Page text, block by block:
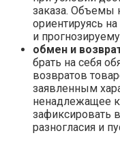
заказа. Объемы
ориентируясь
и
обмен и
брать на себя
возвратов
заявленным
ненадлежащее
зафиксировать
разногласия и